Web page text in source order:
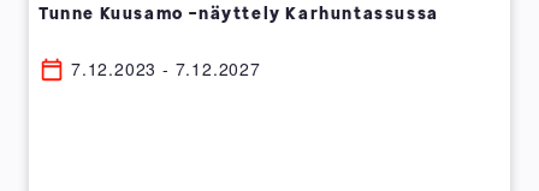
Tunne Kuusamo -näyttely Karhuntassussa
7.12.2023 - 7.12.2027